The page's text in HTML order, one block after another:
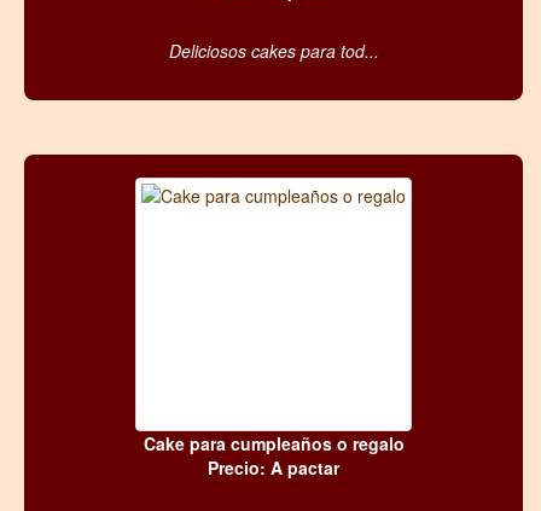
Deliciosos cakes para tod...
Cake para cumpleaños o regalo
Precio: A pactar